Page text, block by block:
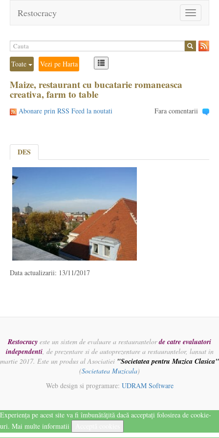
Toggle
navigation
Restocracy
Toate Vezi pe Harta
Maize, restaurant cu bucatarie romaneasca
creativa, farm to table
Abonare prin RSS Feed la noutati Fara comentarii
DES
Data actualizarii: 13/11/2017
Restocracy este un sistem de evaluare a restaurantelorde catre evaluatori
independenti, de prezentare si de autoprezentare a restaurantelor, lansat in
martie 2017. Este un produs al Asociatiei "Societatea pentru Muzica Clasica"
(Societatea Muzicala)
Web design si programare: UDRAM Software
Experiența pe acest site va fi îmbunătățită dacă acceptați folosirea de cookie-
uri. Mai multe informatii